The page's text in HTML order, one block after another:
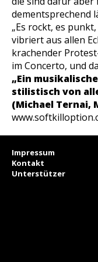
dementsprechend
„Es rockt, es
vibriert aus allen
krachender
im Concerto, und
„Ein
stilistisch von
(Michael Ternai,
Impressum
Kontakt
Unterstützer